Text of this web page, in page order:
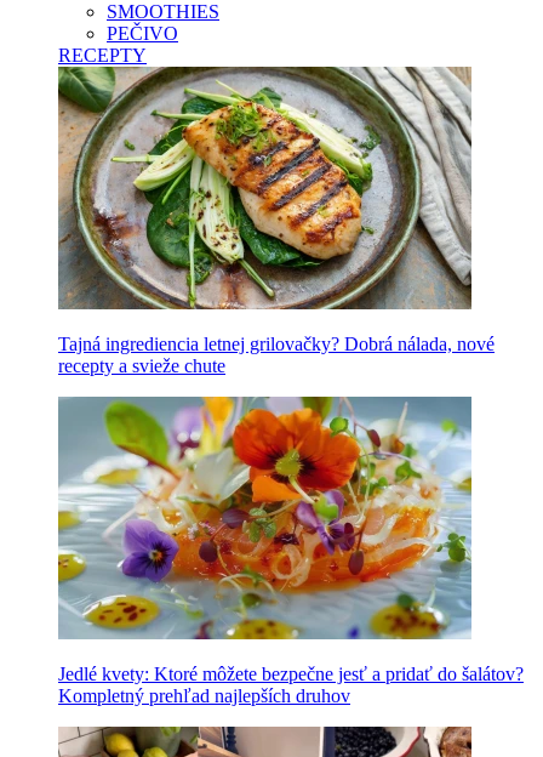
SMOOTHIES
PEČIVO
RECEPTY
Tajná ingrediencia letnej grilovačky? Dobrá nálada, nové
recepty a svieže chute
Jedlé kvety: Ktoré môžete bezpečne jesť a pridať do šalátov?
Kompletný prehľad najlepších druhov